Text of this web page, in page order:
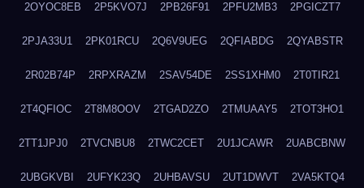
2OYOC8EB 2P5KVO7J 2PB26F91 2PFU2MB3 2PGICZT7
2PJA33U1 2PK01RCU 2Q6V9UEG 2QFIABDG 2QYABSTR
2R02B74P 2RPXRAZM 2SAV54DE 2SS1XHM0 2T0TIR21
2T4QFIOC 2T8M8OOV 2TGAD2ZO 2TMUAAY5 2TOT3HO1
2TT1JPJ0 2TVCNBU8 2TWC2CET 2U1JCAWR 2UABCBNW
2UBGKVBI 2UFYK23Q 2UHBAVSU 2UT1DWVT 2VA5KTQ4